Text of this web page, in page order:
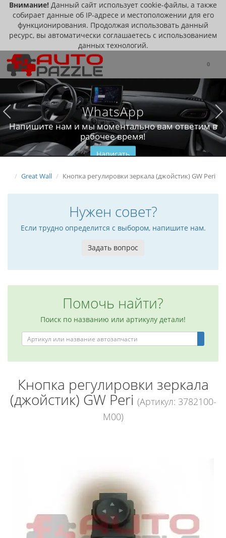
Внимание! Данный сайт использует cookie-файлы, а также
собирает данные об IP-адресе и местоположении для его
функционирования. Продолжая использовать данный
ресурс, вы автоматически соглашаетесь с использованием
данных технологий.
0
WhatsApp
Напишите нам и мы моментально вам ответим в
рабочее время!
Написать
Great Wall Кнопка регулировки зеркала (джойстик) GW Peri
Нужен совет?
Если трудно определится с выбором, напишите нам.
Задать вопрос
Помочь найти?
Поиск по названию или артикулу детали!
Кнопка регулировки зеркала
(джойстик) GW Peri (Артикул: 3782100-
M00)